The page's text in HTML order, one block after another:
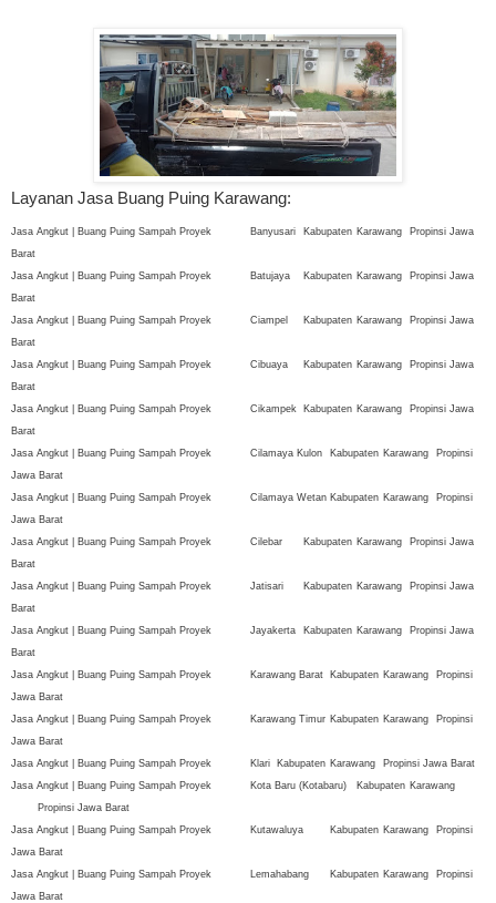
Layanan Jasa Buang Puing Karawang:
Jasa Angkut | Buang Puing Sampah Proyek Banyusari Kabupaten Karawang
Propinsi Jawa
Barat
Jasa Angkut | Buang Puing Sampah Proyek
Batujaya Kabupaten Karawang
Propinsi Jawa
Barat
Jasa Angkut | Buang Puing Sampah Proyek
Ciampel Kabupaten Karawang
Propinsi Jawa
Barat
Jasa Angkut | Buang Puing Sampah Proyek
Cibuaya Kabupaten Karawang
Propinsi Jawa
Barat
Jasa Angkut | Buang Puing Sampah Proyek
Cikampek Kabupaten Karawang
Propinsi Jawa
Barat
Jasa Angkut | Buang Puing Sampah Proyek
Cilamaya Kulon Kabupaten Karawang
Propinsi
Jawa Barat
Jasa Angkut | Buang Puing Sampah Proyek
Cilamaya Wetan Kabupaten Karawang
Propinsi
Jawa Barat
Jasa Angkut | Buang Puing Sampah Proyek
Cilebar Kabupaten Karawang
Propinsi Jawa
Barat
Jasa Angkut | Buang Puing Sampah Proyek
Jatisari Kabupaten Karawang
Propinsi Jawa
Barat
Jasa Angkut | Buang Puing Sampah Proyek
Jayakerta Kabupaten Karawang
Propinsi Jawa
Barat
Jasa Angkut | Buang Puing Sampah Proyek
Karawang Barat Kabupaten Karawang
Propinsi
Jawa Barat
Jasa Angkut | Buang Puing Sampah Proyek
Karawang Timur Kabupaten Karawang
Propinsi
Jawa Barat
Jasa Angkut | Buang Puing Sampah Proyek
Klari Kabupaten Karawang
Propinsi Jawa Barat
Jasa Angkut | Buang Puing Sampah Proyek
Kota Baru (Kotabaru) Kabupaten Karawang
Propinsi Jawa Barat
Jasa Angkut | Buang Puing Sampah Proyek
Kutawaluya Kabupaten Karawang
Propinsi
Jawa Barat
Jasa Angkut | Buang Puing Sampah Proyek
Lemahabang Kabupaten Karawang
Propinsi
Jawa Barat